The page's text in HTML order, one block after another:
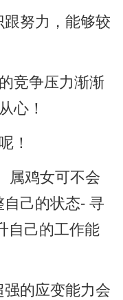
努力，能够较
竞争压力渐渐
心！
！
属鸡女可不会
己的状态- 寻
自己的工作能
的应变能力会